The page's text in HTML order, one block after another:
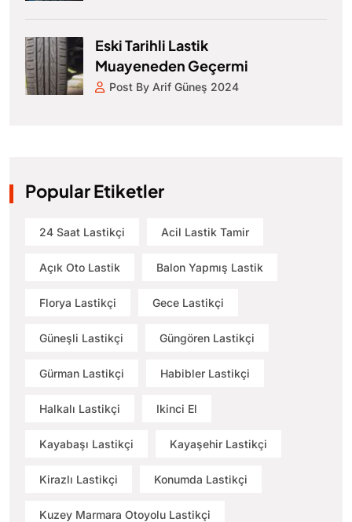
Eski Tarihli Lastik
Muayeneden Geçermi
Post By Arif Güneş 2024
Popular Etiketler
24 Saat Lastikçi Acil Lastik Tamir
Açık Oto Lastik Balon Yapmış Lastik
Florya Lastikçi Gece Lastikçi
Güneşli Lastikçi Güngören Lastikçi
Gürman Lastikçi Habibler Lastikçi
Halkalı Lastikçi Ikinci El
Kayabaşı Lastikçi Kayaşehir Lastikçi
Kirazlı Lastikçi Konumda Lastikçi
Kuzey Marmara Otoyolu Lastikçi